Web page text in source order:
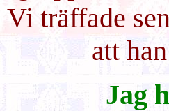
Vi träffade
att
Jag